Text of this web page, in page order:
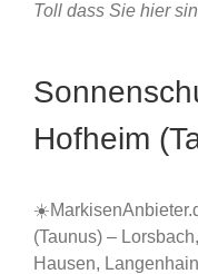
Toll dass Sie hier
Hofheim
(Taunus) –
Hausen,